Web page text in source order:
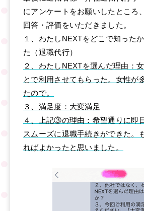
にアンケートをお願いしたところ
回答・評価をいただきました。
１、わたしNEXTをどこで知った
た（退職代行）
２、わたしNEXTを選んだ理由：
とで利用させてもらった。女性が
たので。
３、満足度：大変満足
４、上記③の理由：希望通りに即
スムーズに退職手続きができた。
ればよかったと思いました。